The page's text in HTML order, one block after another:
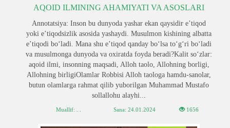
AQOID ILMINING AHAMIYATI VA ASOSLARI
Annotatsiya: Inson bu dunyoda yashar ekan qaysidir e’tiqod
yoki e’tiqodsizlik asosida yashaydi. Musulmon kishining albatta
e’tiqodi bo‘ladi. Mana shu e’tiqod qanday bo‘lsa to‘g‘ri bo‘ladi
va musulmonga dunyoda va oxiratda foyda beradi?Kalit so‘zlar:
aqoid ilmi, insonning maqsadi, Alloh taolo, Allohning borligi,
Allohning birligiOlamlar Robbisi Alloh taologa hamdu-sanolar,
butun olamlarga rahmat qilib yuborilgan Muhammad Mustafo
sollallohu alayhi...
Muallif: . . Sana: 24.01.2024 1656